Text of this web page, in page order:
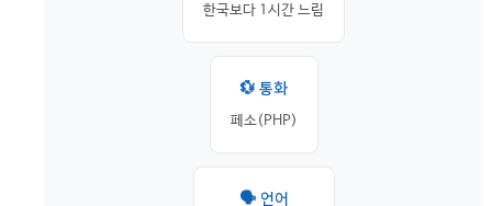
한국보다 1시간 느림
💱 통화
페소(PHP)
🗣️ 언어